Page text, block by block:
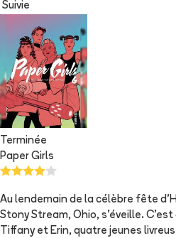
Suivie
Terminée
Paper Girls
Au lendemain de la célèbre fête
Stony Stream, Ohio, s'éveille. C'est
Tiffany et Erin, quatre jeunes